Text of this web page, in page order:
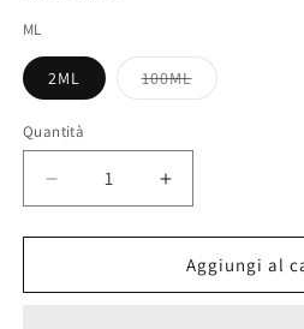
ML
2ML 100MLVariante
esaurita
Quantità
Diminuisci
quantità
per
SHADOW
Aumenta
quantità
per
ABSOLUTE
SHADOW
Aggiungi al